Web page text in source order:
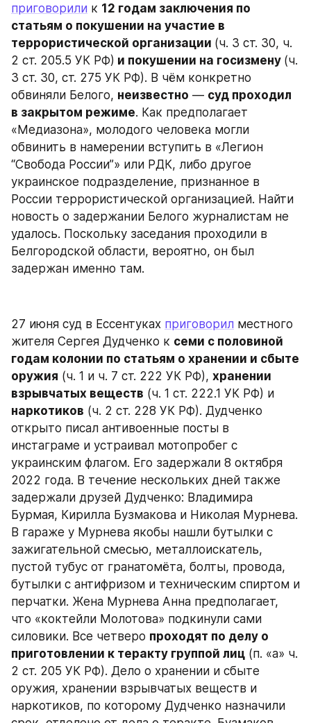
приговорили к 12 годам заключения по
статьям о покушении на участие в
террористической организации (ч. 3 ст. 30, ч.
2 ст. 205.5 УК РФ) и покушении на госизмену (ч.
3 ст. 30, ст. 275 УК РФ). В чём конкретно
обвиняли Белого, неизвестно — суд проходил
в закрытом режиме. Как предполагает
«Медиазона», молодого человека могли
обвинить в намерении вступить в «Легион
“Свобода России”» или РДК, либо другое
украинское подразделение, признанное в
России террористической организацией. Найти
новость о задержании Белого журналистам не
удалось. Поскольку заседания проходили в
Белгородской области, вероятно, он был
задержан именно там.
27 июня суд в Ессентуках приговорил местного
жителя Сергея Дудченко к семи с половиной
годам колонии по статьям о хранении и сбыте
оружия (ч. 1 и ч. 7 ст. 222 УК РФ), хранении
взрывчатых веществ
наркотиков (ч. 2 ст. 228 УК РФ). Дудченко
открыто писал антивоенные посты в
инстаграме и устраивал мотопробег с
украинским флагом. Его задержали 8 октября
2022 года. В течение нескольких дней также
задержали друзей Дудченко: Владимира
Бурмая, Кирилла Бузмакова и Николая Мурнева.
В гараже у Мурнева якобы нашли бутылки с
зажигательной смесью, металлоискатель,
пустой тубус от гранатомёта, болты, провода,
бутылки с антифризом и техническим спиртом и
перчатки. Жена Мурнева Анна предполагает,
что «коктейли Молотова» подкинули сами
силовики. Все четверо проходят по делу о
приготовлении к теракту группой лиц (п. «а» ч.
2 ст. 205 УК РФ). Дело о хранении и сбыте
оружия, хранении взрывчатых веществ и
наркотиков, по которому Дудченко назначили